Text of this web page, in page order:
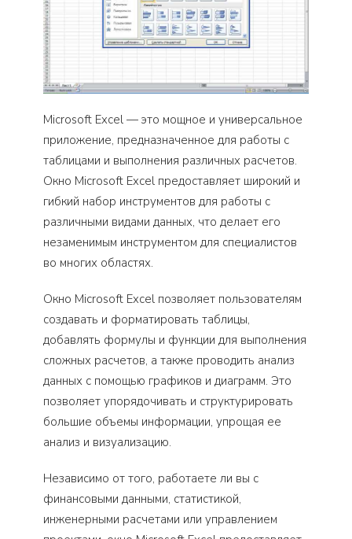
Microsoft Excel — это мощное и универсальное
приложение, предназначенное для работы с
таблицами и выполнения различных расчетов.
Окно Microsoft Excel предоставляет широкий и
гибкий набор инструментов для работы с
различными видами данных, что делает его
незаменимым инструментом для специалистов
во многих областях.
Окно Microsoft Excel позволяет пользователям
создавать и форматировать таблицы,
добавлять формулы и функции для выполнения
сложных расчетов, а также проводить анализ
данных с помощью графиков и диаграмм. Это
позволяет упорядочивать и структурировать
большие объемы информации, упрощая ее
анализ и визуализацию.
Независимо от того, работаете ли вы с
финансовыми данными, статистикой,
инженерными расчетами или управлением